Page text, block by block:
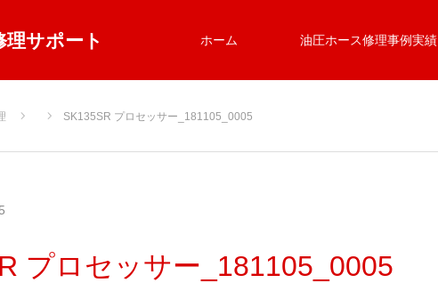
サポート ホーム 油圧ホース修理事例実績
SK135SR プロセッサー_181105_0005
プロセッサー_181105_0005